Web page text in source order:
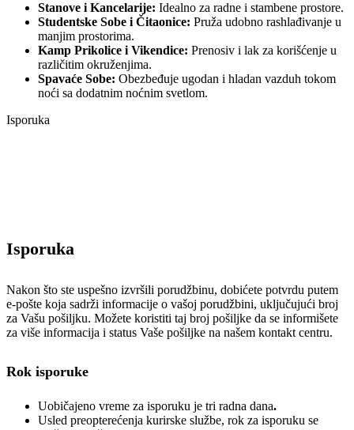
Stanove i Kancelarije: Idealno za radne i stambene prostore.
Studentske Sobe i Čitaonice: Pruža udobno rashlađivanje u
manjim prostorima.
Kamp Prikolice i Vikendice: Prenosiv i lak za korišćenje u
različitim okruženjima.
Spavaće Sobe: Obezbeđuje ugodan i hladan vazduh tokom
noći sa dodatnim noćnim svetlom.
Isporuka
Isporuka
Nakon što ste uspešno izvršili porudžbinu, dobićete potvrdu putem
e-pošte koja sadrži informacije o vašoj porudžbini, uključujući broj
za Vašu pošiljku. Možete koristiti taj broj pošiljke da se informišete
za više informacija i status Vaše pošiljke na našem kontakt centru.
Rok isporuke
Uobičajeno vreme za isporuku je tri radna dana.
Usled preopterećenja kurirske službe, rok za isporuku se